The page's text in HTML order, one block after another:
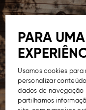
PARA
Usamos cookies para
personalizar
dados de navegação
partilhamos